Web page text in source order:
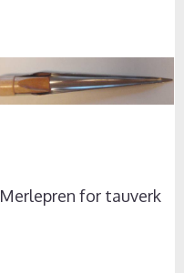
Merlepren for tauverk